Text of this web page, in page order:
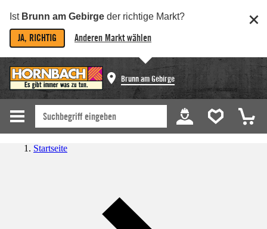
Ist Brunn am Gebirge der richtige Markt?
JA, RICHTIG Anderen Markt wählen
Brunn am Gebirge
Startseite